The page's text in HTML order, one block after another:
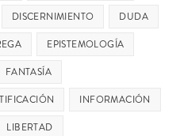
DISCERNIMIENTO
DUDA
EPISTEMOLOGÍA
FANTASÍA
INFORMACIÓN
LIBERTAD